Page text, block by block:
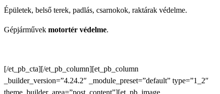
Épületek, belső terek, padlás, csarnokok, raktárak védelme.
Gépjárművek motortér védelme.
[/et_pb_cta][/et_pb_column][et_pb_column
_builder_version=”4.24.2″ _module_preset=”default” type=”1_2″
theme_builder_area=”post_content”][et_pb_image